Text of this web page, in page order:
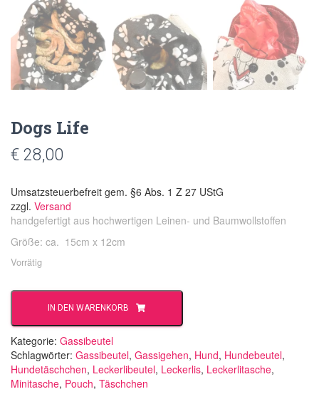
Dogs Life
€ 28,00
Umsatzsteuerbefreit gem. §6 Abs. 1 Z 27 UStG
zzgl. Versand
handgefertigt aus hochwertigen Leinen- und Baumwollstoffen
Größe: ca. 15cm x 12cm
Vorrätig
Dogs
Menge
IN DEN WARENKORB
Kategorie: Gassibeutel
Schlagwörter: Gassibeutel, Gassigehen, Hund, Hundebeutel,
Hundetäschchen, Leckerlibeutel, Leckerlis, Leckerlitasche,
Minitasche, Pouch, Täschchen